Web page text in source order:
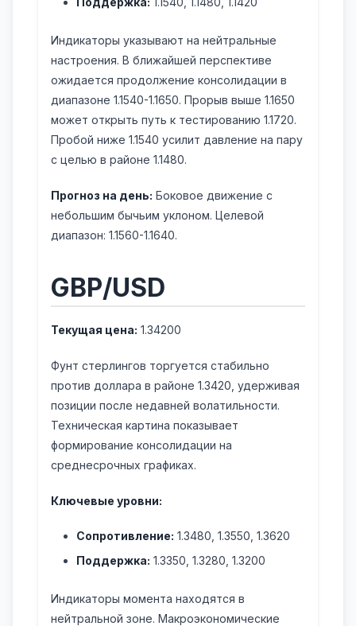
Индикаторы указывают на нейтральные
настроения. В ближайшей перспективе
ожидается продолжение консолидации в
диапазоне 1.1540-1.1650. Прорыв выше 1.1650
может открыть путь к тестированию 1.1720.
Пробой ниже 1.1540 усилит давление на пару
с целью в районе 1.1480.
Прогноз на день: Боковое движение с
небольшим бычьим уклоном. Целевой
диапазон: 1.1560-1.1640.
GBP/USD
Текущая цена: 1.34200
Фунт стерлингов торгуется стабильно
против доллара в районе 1.3420, удерживая
позиции после недавней волатильности.
Техническая картина показывает
формирование консолидации на
среднесрочных графиках.
Ключевые уровни:
Сопротивление: 1.3480, 1.3550, 1.3620
Поддержка: 1.3350, 1.3280, 1.3200
Индикаторы момента находятся в
нейтральной зоне. Макроэкономические